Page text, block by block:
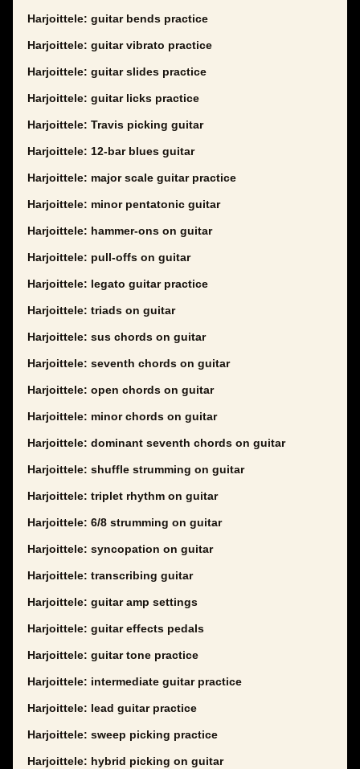
Harjoittele: guitar bends practice
Harjoittele: guitar vibrato practice
Harjoittele: guitar slides practice
Harjoittele: guitar licks practice
Harjoittele: Travis picking guitar
Harjoittele: 12-bar blues guitar
Harjoittele: major scale guitar practice
Harjoittele: minor pentatonic guitar
Harjoittele: hammer-ons on guitar
Harjoittele: pull-offs on guitar
Harjoittele: legato guitar practice
Harjoittele: triads on guitar
Harjoittele: sus chords on guitar
Harjoittele: seventh chords on guitar
Harjoittele: open chords on guitar
Harjoittele: minor chords on guitar
Harjoittele: dominant seventh chords on guitar
Harjoittele: shuffle strumming on guitar
Harjoittele: triplet rhythm on guitar
Harjoittele: 6/8 strumming on guitar
Harjoittele: syncopation on guitar
Harjoittele: transcribing guitar
Harjoittele: guitar amp settings
Harjoittele: guitar effects pedals
Harjoittele: guitar tone practice
Harjoittele: intermediate guitar practice
Harjoittele: lead guitar practice
Harjoittele: sweep picking practice
Harjoittele: hybrid picking on guitar